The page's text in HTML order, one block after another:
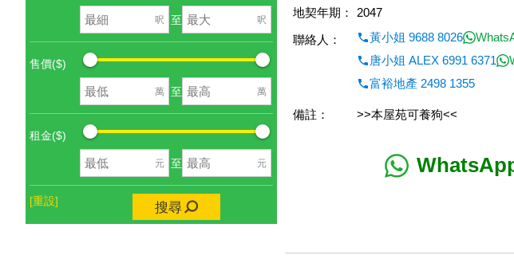
呎 至 呎
售價($)
萬 至 萬
租金($)
元 至 元
[重設] 搜尋
地契年期：
2047
聯絡人：
黃小姐 9688 8026
唐小姐 ALEX 6991 6371
富裕地產 2498 1355
備註： >>本屋苑可養狗<<